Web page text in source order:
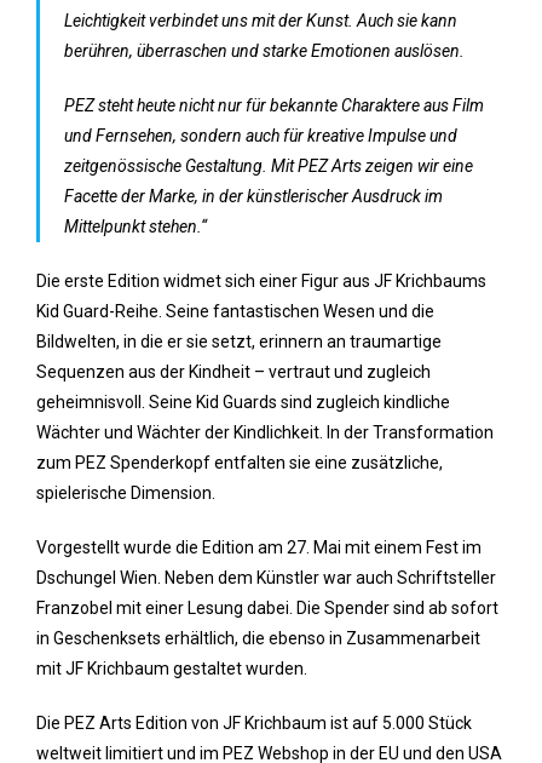
Leichtigkeit verbindet uns mit der Kunst. Auch sie kann
berühren, überraschen und starke Emotionen auslösen.
PEZ steht heute nicht nur für bekannte Charaktere aus Film
und Fernsehen, sondern auch für kreative Impulse und
zeitgenössische Gestaltung. Mit PEZ Arts zeigen wir eine
Facette der Marke, in der künstlerischer Ausdruck im
Mittelpunkt stehen.“
Die erste Edition widmet sich einer Figur aus JF Krichbaums
Kid Guard-Reihe. Seine fantastischen Wesen und die
Bildwelten, in die er sie setzt, erinnern an traumartige
Sequenzen aus der Kindheit – vertraut und zugleich
geheimnisvoll. Seine Kid Guards sind zugleich kindliche
Wächter und Wächter der Kindlichkeit. In der Transformation
zum PEZ Spenderkopf entfalten sie eine zusätzliche,
spielerische Dimension.
Vorgestellt wurde die Edition am 27. Mai mit einem Fest im
Dschungel Wien. Neben dem Künstler war auch Schriftsteller
Franzobel mit einer Lesung dabei. Die Spender sind ab sofort
in Geschenksets erhältlich, die ebenso in Zusammenarbeit
mit JF Krichbaum gestaltet wurden.
Die PEZ Arts Edition von JF Krichbaum ist auf 5.000 Stück
weltweit limitiert und im PEZ Webshop in der EU und den USA